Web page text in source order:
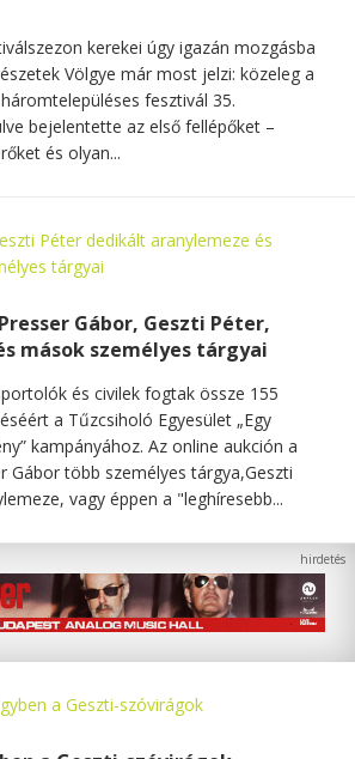
kerekei úgy igazán mozgásba
Völgye már most jelzi: közeleg a
fesztivál 35.
bejelentette az első fellépőket –
és olyan...
Gábor, Geszti Péter,
mások személyes tárgyai
és civilek fogtak össze 155
a Tűzcsiholó Egyesület „Egy
kampányához. Az online aukción a
Gábor több személyes tárgya,Geszti
vagy éppen a "leghíresebb...